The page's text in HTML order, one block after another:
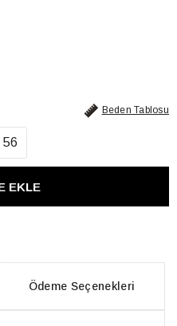
Beden Tablosu
56
Ödeme Seçenekleri